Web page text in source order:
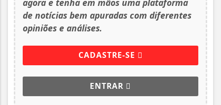
agora e tenha em mãos uma plataforma
de notícias bem apuradas com diferentes
opiniões e análises.
CADASTRE-SE
ENTRAR